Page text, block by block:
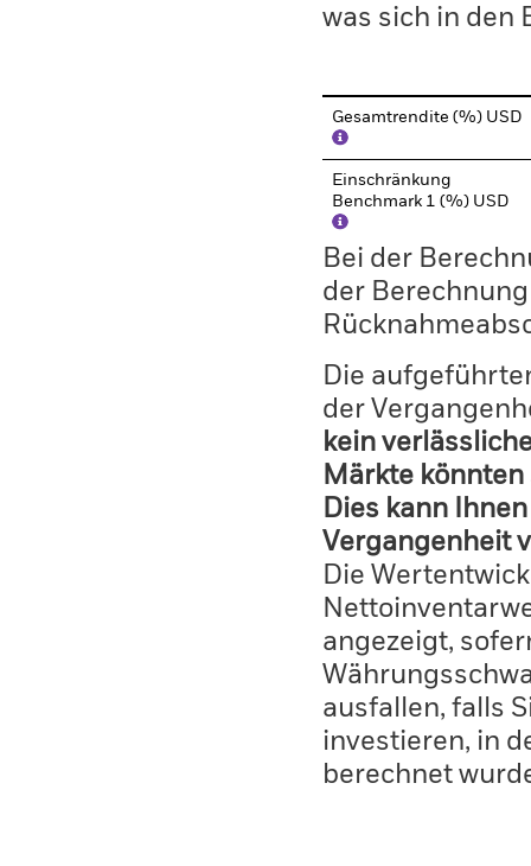
was sich in den
Gesamtrendite (%) USD
Einschränkung
Benchmark 1 (%) USD
Bei der
der
Die
der
kein
Märkte
Dies kann
Vergangenheit
Die
angezeigt,
ausfallen, falls
investieren, in
berechnet